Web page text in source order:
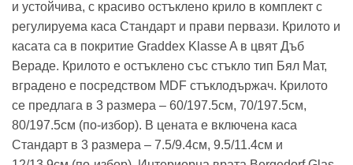
и устойчива, с красиво остъклено крило в комплект с
регулируема каса Стандарт и прави первази. Крилото и
касата са в покритие Graddex Klasse A в цвят Дъб
Вераде. Крилото е остъклено със стъкло тип Бял Мат,
вградено е посредством MDF стъклодържач. Крилото
се предлага в 3 размера – 60/197.5см, 70/197.5см,
80/197.5см (по-избор). В цената е включена каса
Стандарт в 3 размера – 7.5/9.4см, 9.5/11.4см и